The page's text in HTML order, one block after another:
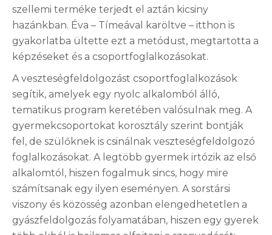
szellemi terméke terjedt el aztán kicsiny
hazánkban. Éva – Tímeával karöltve – itthon is
gyakorlatba ültette ezt a metódust, megtartotta a
képzéseket és a csoportfoglalkozásokat.
A veszteségfeldolgozást csoportfoglalkozások
segítik, amelyek egy nyolc alkalomból álló,
tematikus program keretében valósulnak meg. A
gyermekcsoportokat korosztály szerint bontják
fel, de szülőknek is csinálnak veszteségfeldolgozó
foglalkozásokat. A legtöbb gyermek irtózik az első
alkalomtól, hiszen fogalmuk sincs, hogy mire
számítsanak egy ilyen eseményen. A sorstársi
viszony és közösség azonban elengedhetetlen a
gyászfeldolgozás folyamatában, hiszen egy gyerek